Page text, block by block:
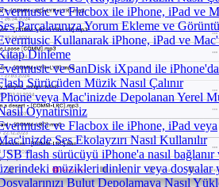
ve Flacbox ile iPhone, iPad ve
Parçalarınıza Yorum Ekleme ve
Kullanarak iPhone, iPad ve
Dinleme
ve SanDisk iXpand ile
Sürücüden Müzik Nasıl Çalınır
veya Mac'inizde Depolanan Yerel
Oynatirsiniz
ve Flacbox ile iPhone, iPad veya
Ses Ekolayzırı Nasıl Kullanılır
flash sürücüyü iPhone'a nasıl bağlanır
müzikleri dinlenir veya dosyalar
Bulut Depolamaya Nasıl